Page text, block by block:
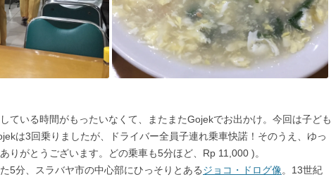
ている時間がもったいなくて、またまたGojekでお出かけ。今回は子ども
は3回乗りましたが、ドライバー全員子連れ乗車快諾！そのうえ、ゆっ
りがとうございます。どの乗車も5分ほど、Rp 11,000 )。
5分、スラバヤ市の中心部にひっそりとあるジョコ・ドログ像。13世紀